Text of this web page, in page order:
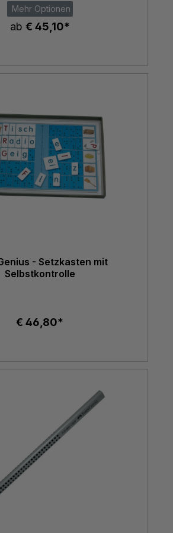
Mehr Optionen
ab € 45,10*
- Setzkasten mit
Selbstkontrolle
€ 46,80*